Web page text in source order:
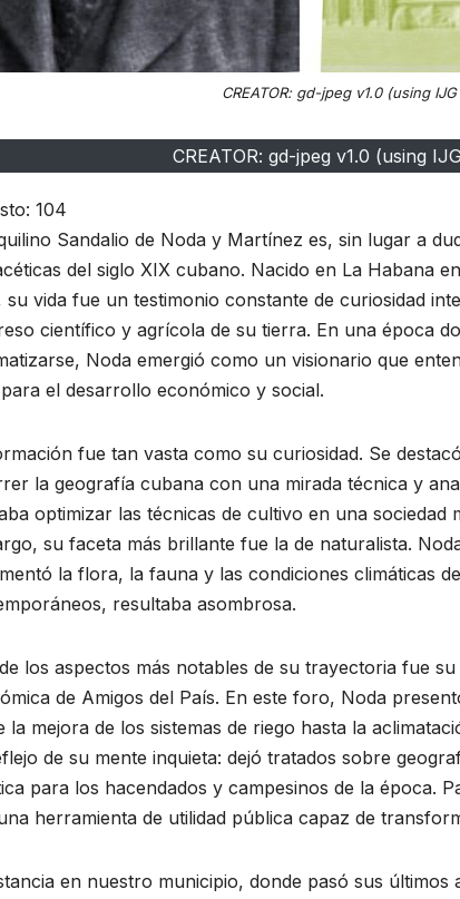
y
2026
ACONTECER CULTURAL
Recibe
reconocimien
tos escritor
Ariguanabens
e en Casas
literarias
internacionale
s
20 DE JUNIO DE 2026
MEYLIN PÉREZ GUZMÁN
CREATOR: gd-jpeg v1.0 (using
CREATOR: gd-jpeg v1.0 (using
104
Sandalio de Noda y Martínez es, sin lugar a
del siglo XIX cubano. Nacido en La Habana
su vida fue un testimonio constante de curiosidad
científico y agrícola de su tierra. En una época
Noda emergió como un visionario que
el desarrollo económico y social.
fue tan vasta como su curiosidad. Se
la geografía cubana con una mirada técnica y
optimizar las técnicas de cultivo en una
su faceta más brillante fue la de naturalista.
la flora, la fauna y las condiciones climáticas
resultaba asombrosa.
los aspectos más notables de su trayectoria fue
de Amigos del País. En este foro, Noda
la mejora de los sistemas de riego hasta la
de su mente inquieta: dejó tratados sobre
para los hacendados y campesinos de la época.
herramienta de utilidad pública capaz de
en nuestro municipio, donde pasó sus